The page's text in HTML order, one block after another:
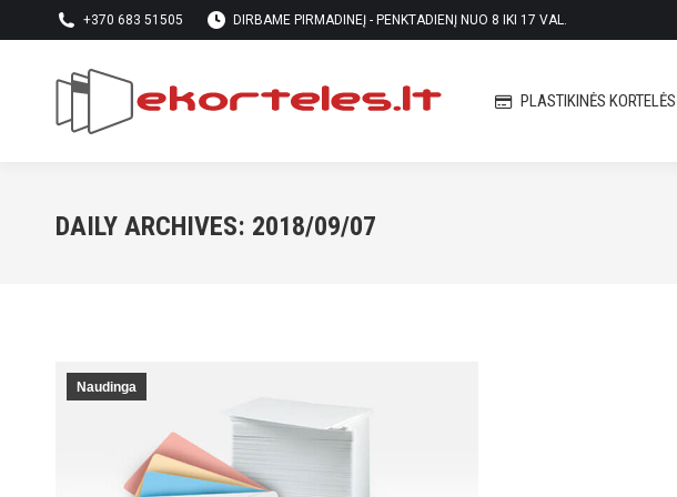
+370 683 51505 DIRBAME PIRMADINEĮ - PENKTADIENĮ NUO 8 IKI 17 VAL.
PLASTIKINĖS KORTELĖS
DAILY ARCHIVES: 2018/09/07
Naudinga
PLASTIKINĖS KORTELĖS